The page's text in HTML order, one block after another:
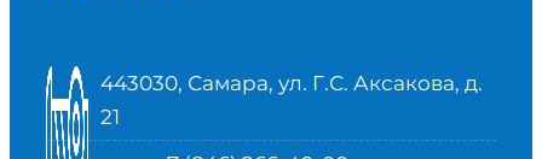
443030, Самара, ул. Г.С. Аксакова, д.
21